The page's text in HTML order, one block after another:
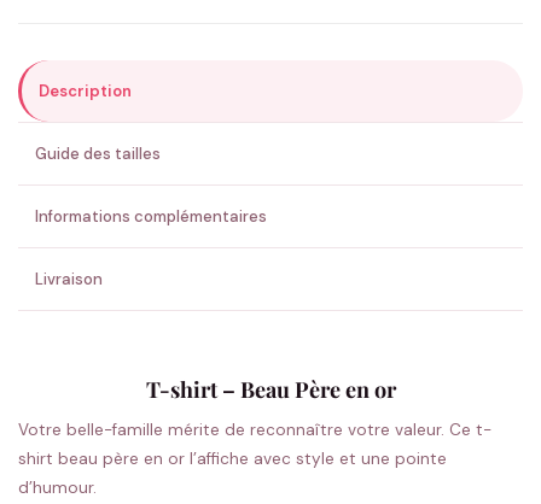
ENVOYER MA DEMANDE ✨
💚 Retour sous 24-48h🇫🇷 Flocage en France✅ Validation avant fabrication
Description
Guide des tailles
Informations complémentaires
Livraison
T-shirt – Beau Père en or
Votre belle-famille mérite de reconnaître votre valeur. Ce t-
shirt beau père en or l’affiche avec style et une pointe
d’humour.